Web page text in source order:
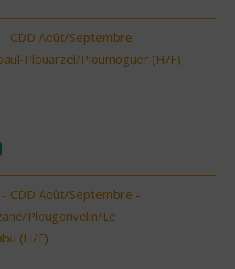
CDD Août/Septembre -
Plouarzel/Ploumoguer (H/F)
CDD Août/Septembre -
Plougonvelin/Le
(H/F)